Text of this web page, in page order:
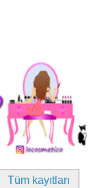
Tüm kayıtları